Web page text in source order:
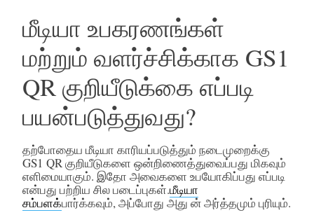
மீடியா உபகரணங்கள்
மற்றும் வளர்ச்சிக்காக GS1
QR குறியீடுக்கை எப்படி
பயன்படுத்துவது?
தற்போதைய மீடியா காரியப்படுத்தும் நடைமுறைக்கு
GS1 QR குறியீடுகளை ஒன்றிணைத்துவைப்பது மிகவும்
எளிமையாகும். இதோ அவைகளை உபயோகிப்பது எப்படி
என்பது பற்றிய சில படைப்புகள்.மீடியா
சம்பளக்பார்க்கவும், அப்போது அது ன் அர்த்தமும் புரியும்.